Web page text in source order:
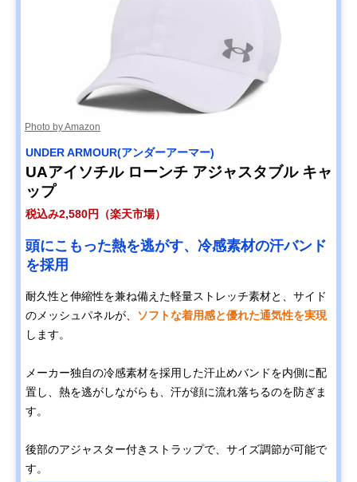
Photo by Amazon
UNDER ARMOUR(アンダーアーマー)
UAアイソチル ローンチ アジャスタブル キャ
ップ
税込み2,580円（楽天市場）
頭にこもった熱を逃がす、冷感素材の汗バンド
を採用
耐久性と伸縮性を兼ね備えた軽量ストレッチ素材と、サイド
のメッシュパネルが、
ソフトな着用感と優れた通気性を実現
します。
メーカー独自の冷感素材を採用した汗止めバンドを内側に配
置し、熱を逃がしながらも、汗が顔に流れ落ちるのを防ぎま
す。
後部のアジャスター付きストラップで、サイズ調節が可能で
す。